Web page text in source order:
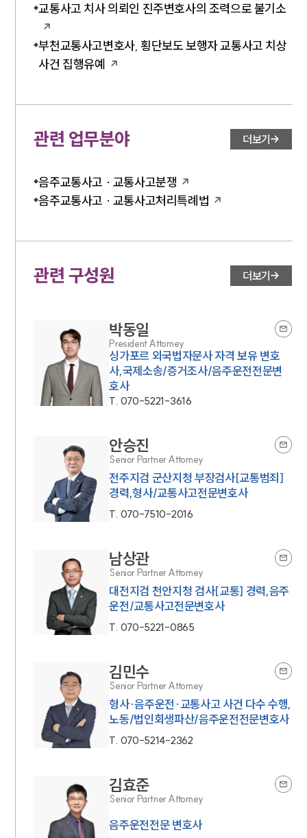
인재채용
만화로 보는 사례
교통사고 치사 의뢰인 진주변호사의 조력으로 불기소
부천교통사고변호사, 횡단보도 보행자 교통사고 치상
사건 집행유예
관련 업무분야 더보기
음주교통사고 · 교통사고분쟁
음주교통사고 · 교통사고처리특례법
관련 구성원 더보기
박동일
President Attorney
싱가포르 외국법자문사 자격 보유 변호
사,국제소송/증거조사/음주운전전문변
호사
T. 070-5221-3616
안승진
Senior Partner Attorney
전주지검 군산지청 부장검사[교통범죄]
경력,형사/교통사고전문변호사
T. 070-7510-2016
남상관
Senior Partner Attorney
대전지검 천안지청 검사[교통] 경력,음주
운전/교통사고전문변호사
T. 070-5221-0865
김민수
Senior Partner Attorney
형사·음주운전·교통사고 사건 다수 수행,
노동/법인회생파산/음주운전전문변호사
T. 070-5214-2362
김효준
Senior Partner Attorney
음주운전전문 변호사